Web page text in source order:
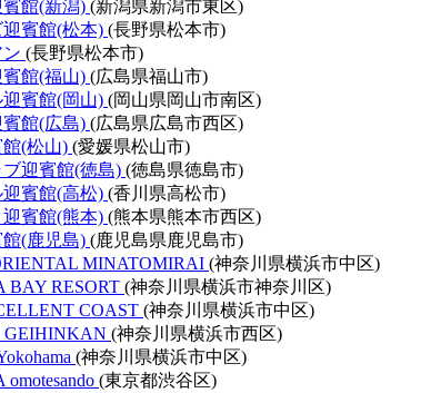
館(新潟) (新潟県新潟市東区)
賓館(松本) (長野県松本市)
(長野県松本市)
館(福山) (広島県福山市)
賓館(岡山) (岡山県岡山市南区)
館(広島) (広島県広島市西区)
(松山) (愛媛県松山市)
迎賓館(徳島) (徳島県徳島市)
賓館(高松) (香川県高松市)
賓館(熊本) (熊本県熊本市西区)
(鹿児島) (鹿児島県鹿児島市)
MINATOMIRAI (神奈川県横浜市中区)
BAY RESORT (神奈川県横浜市神奈川区)
COAST (神奈川県横浜市中区)
(神奈川県横浜市西区)
(神奈川県横浜市中区)
(東京都渋谷区)